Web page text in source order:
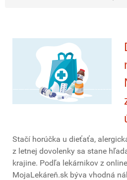
Stačí horúčka u dieťaťa,
z letnej dovolenky sa stane
krajine. Podľa lekárnikov z
MojaLekáreň.sk býva vhodná